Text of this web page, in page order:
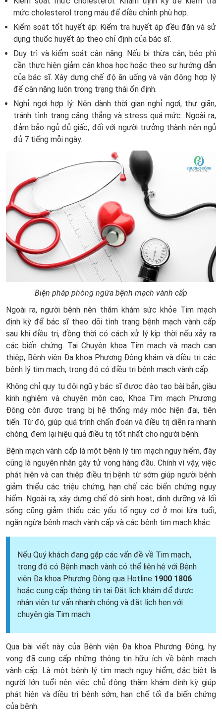
mức cholesterol trong máu để điều chỉnh phù hợp.
Kiểm soát tốt huyết áp: Kiểm tra huyết áp đều đặn và sử
dụng thuốc huyết áp theo chỉ định của bác sĩ.
Duy trì và kiểm soát cân nặng: Nếu bị thừa cân, béo phì
cần thực hiện giảm cân khoa học hoặc theo sự hướng dẫn
của bác sĩ. Xây dựng chế độ ăn uống và vận động hợp lý
để cân nặng luôn trong trạng thái ổn định.
Nghỉ ngơi hợp lý: Nên dành thời gian nghỉ ngơi, thư giãn,
tránh tình trạng căng thẳng và stress quá mức. Ngoài ra,
đảm bảo ngủ đủ giấc, đối với người trưởng thành nên ngủ
đủ 7 tiếng mỗi ngày.
Biện pháp phòng ngừa bệnh mạch vành cấp
Ngoài ra, người bệnh nên thăm khám sức khỏe Tim mạch
định kỳ để bác sĩ theo dõi tình trạng bệnh mạch vành cấp
sau khi điều trị, đồng thời có cách xử lý kịp thời nếu xảy ra
các biến chứng. Tại Chuyên khoa Tim mạch và mạch can
thiệp, Bệnh viện Đa khoa Phương Đông khám và điều trị các
bệnh lý tim mạch, trong đó có điều trị bệnh mạch vành cấp.
Không chỉ quy tụ đội ngũ y bác sĩ được đào tạo bài bản, giàu
kinh nghiệm và chuyên môn cao, Khoa Tim mạch Phương
Đông còn được trang bị hệ thống máy móc hiện đại, tiên
tiến. Từ đó, giúp quá trình chẩn đoán và điều trị diễn ra nhanh
chóng, đem lại hiệu quả điều trị tốt nhất cho người bệnh.
Bệnh mạch vành cấp là một bệnh lý tim mạch nguy hiểm, đây
cũng là nguyên nhân gây tử vong hàng đầu. Chính vì vậy, việc
phát hiện và can thiệp điều trị bệnh từ sớm giúp người bệnh
giảm thiểu các triệu chứng, hạn chế các biến chứng nguy
hiểm. Ngoài ra, xây dựng chế độ sinh hoạt, dinh dưỡng và lối
sống cũng giảm thiểu các yếu tố nguy cơ ở mọi lứa tuổi,
ngăn ngừa bệnh mạch vành cấp và các bệnh tim mạch khác.
Nếu Quý khách đang gặp các vấn đề về Tim mạch,
trong đó có Bệnh mạch vành có thể liên hệ với Bệnh
viện Đa khoa Phương Đông qua Hotline 1900 1806
hoặc cung cấp thông tin tại Đặt lịch khám để được
nhân viên tư vấn nhanh chóng và đặt lịch hẹn với
chuyên gia Tim mạch.
Qua bài viết này của Bệnh viện Đa khoa Phương Đông, hy
vọng đã cung cấp những thông tin hữu ích về bệnh mạch
vành cấp. Là một bệnh lý tim mạch nguy hiểm, đặc biệt là
người lớn tuổi nên việc chủ động thăm khám định kỳ giúp
phát hiện và điều trị bệnh sớm, hạn chế tối đa biến chứng
của bệnh.